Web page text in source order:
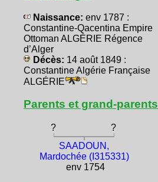
Naissance: env 1787 :
Constantine-Qacentina Empire
Ottoman ALGÉRIE Régence
d’Alger
Décès: 14 août 1849 :
Constantine Algérie Française
ALGÉRIE
Parents et grand-parents
? ?
SAADOUN,
Mardochée (I315331)
env 1754